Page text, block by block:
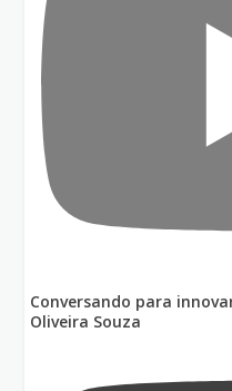
Conversando para
Oliveira Souza